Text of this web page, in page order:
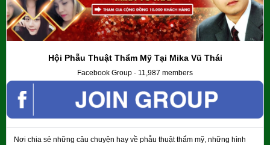
Hội Phẫu Thuật Thẩm Mỹ Tại Mika Vũ Thái
Facebook Group · 11,987 members
Nơi chia sẻ những câu chuyện hay về phẫu thuật thẩm mỹ, những hình